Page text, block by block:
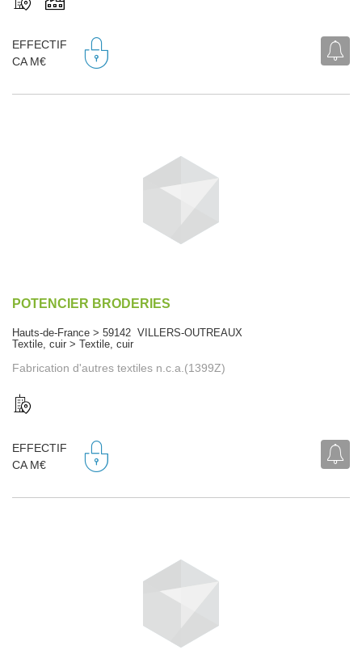
EFFECTIF
CA M€
POTENCIER BRODERIES
Hauts-de-France > 59142 VILLERS-OUTREAUX
Textile, cuir > Textile, cuir
Fabrication d'autres textiles n.c.a.(1399Z)
EFFECTIF
CA M€